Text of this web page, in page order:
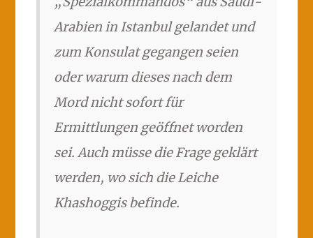
Arabien in Istanbul gelandet und
zum Konsulat gegangen seien
oder warum dieses nach dem
Mord nicht sofort für
Ermittlungen geöffnet worden
sei. Auch müsse die Frage geklärt
werden, wo sich die Leiche
Khashoggis befinde.